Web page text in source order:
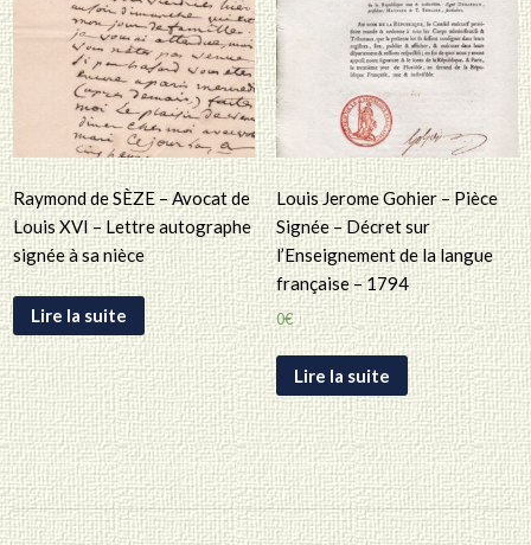
Raymond de SÈZE – Avocat de
Louis XVI – Lettre autographe
signée à sa nièce
Lire la suite
Louis Jerome Gohier – Pièce
Signée – Décret sur
l’Enseignement de la langue
française – 1794
0€
Lire la suite